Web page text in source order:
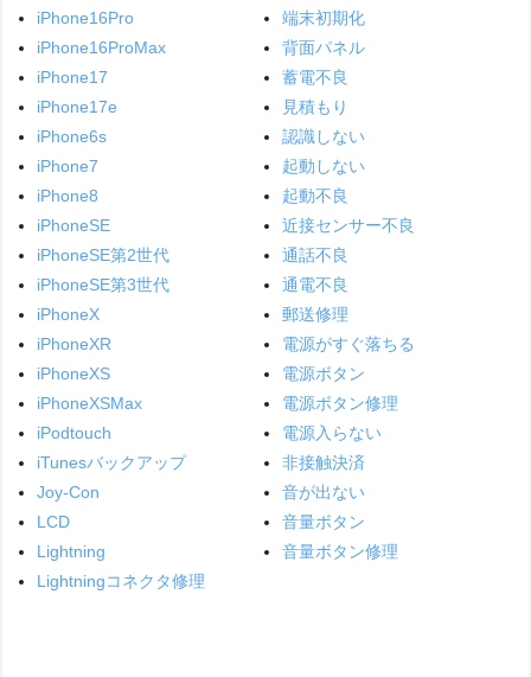
iPhone16Pro
iPhone16ProMax
iPhone17
iPhone17e
iPhone6s
iPhone7
iPhone8
iPhoneSE
iPhoneSE第2世代
iPhoneSE第3世代
iPhoneX
iPhoneXR
iPhoneXS
iPhoneXSMax
iPodtouch
iTunesバックアップ
Joy-Con
LCD
Lightning
Lightningコネクタ修理
端末初期化
背面パネル
蓄電不良
見積もり
認識しない
起動しない
起動不良
近接センサー不良
通話不良
通電不良
郵送修理
電源がすぐ落ちる
電源ボタン
電源ボタン修理
電源入らない
非接触決済
音が出ない
音量ボタン
音量ボタン修理